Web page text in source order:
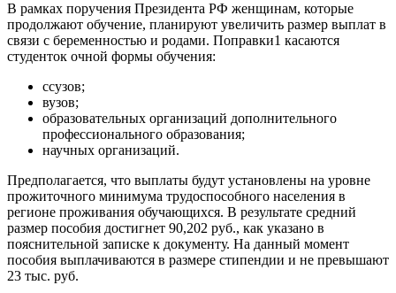
В рамках поручения Президента РФ женщинам, которые
продолжают обучение, планируют увеличить размер выплат в
связи с беременностью и родами. Поправки1 касаются
студенток очной формы обучения:
ссузов;
вузов;
образовательных организаций дополнительного
профессионального образования;
научных организаций.
Предполагается, что выплаты будут установлены на уровне
прожиточного минимума трудоспособного населения в
регионе проживания обучающихся. В результате средний
размер пособия достигнет 90,202 руб., как указано в
пояснительной записке к документу. На данный момент
пособия выплачиваются в размере стипендии и не превышают
23 тыс. руб.